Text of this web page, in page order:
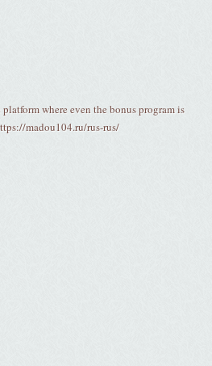
where even the bonus program is
madou104.ru/rus-rus/